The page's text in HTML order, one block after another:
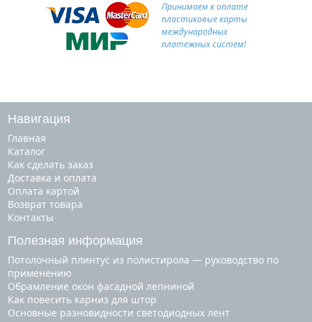
Принимаем к оплате
пластиковые карты
международных
платежных систем!
Навигация
Главная
Каталог
Как сделать заказ
Доставка и оплата
Оплата картой
Возврат товара
Контакты
Полезная информация
Потолочный плинтус из полистирола — руководство по
применению
Обрамление окон фасадной лепниной
Как повесить карниз для штор
Основные разновидности светодиодных лент